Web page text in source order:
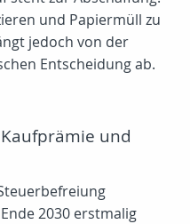
und Papiermüll zu
jedoch von der
Entscheidung ab.
und
2030 erstmalig